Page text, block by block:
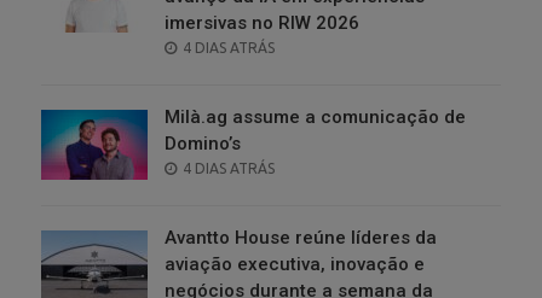
imersivas no RIW 2026
POSTED
4 DIAS ATRÁS
Milà.ag assume a comunicação de
Domino’s
POSTED
4 DIAS ATRÁS
Avantto House reúne líderes da
aviação executiva, inovação e
negócios durante a semana da